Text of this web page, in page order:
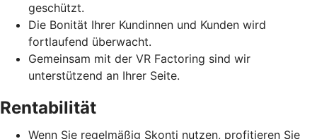
geschützt.
Die Bonität Ihrer Kundinnen und Kunden wird
fortlaufend überwacht.
Gemeinsam mit der VR Factoring sind wir
unterstützend an Ihrer Seite.
Rentabilität
Wenn Sie regelmäßig Skonti nutzen, profitieren Sie